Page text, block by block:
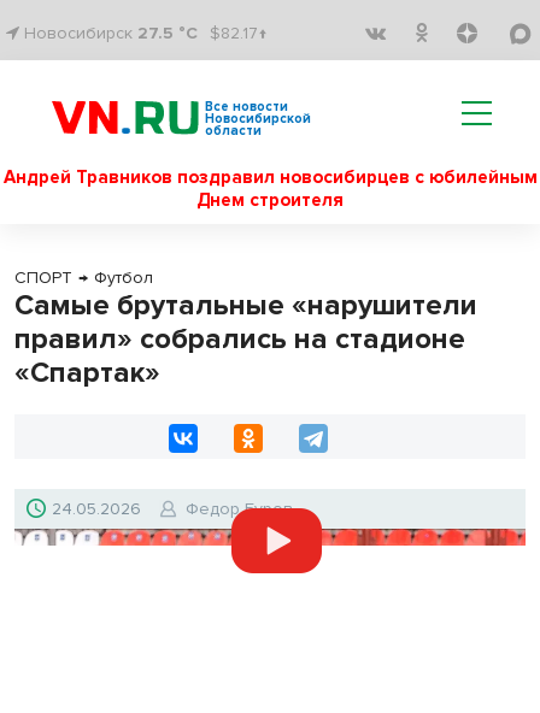
Новосибирск 27.5 °C $82.17↑
Все новости
Новосибирской
области
Андрей Травников поздравил новосибирцев с юбилейным
Днем строителя
СПОРТ → Футбол
Самые брутальные «нарушители
правил» собрались на стадионе
«Спартак»
24.05.2026 Федор Буров